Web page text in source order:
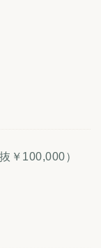
￥100,000）